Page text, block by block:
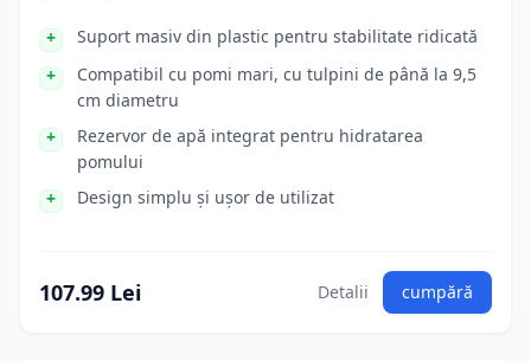
Suport masiv din plastic pentru stabilitate ridicată
Compatibil cu pomi mari, cu tulpini de până la 9,5
cm diametru
Rezervor de apă integrat pentru hidratarea
pomului
Design simplu și ușor de utilizat
107.99 Lei Detalii cumpără